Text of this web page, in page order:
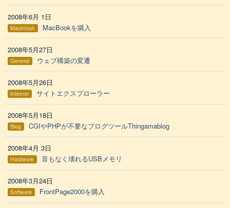
2008年6月 1日
Macintosh MacBookを購入
2008年5月27日
General ウェブ構築の変遷
2008年5月26日
Internet サイトエクスプローラー
2008年5月18日
Blog CGIやPHPが不要なブログツールThingamablog
2008年4月 3日
Hardware 音もなく壊れるUSBメモリ
2008年3月24日
Software FrontPage2000を購入